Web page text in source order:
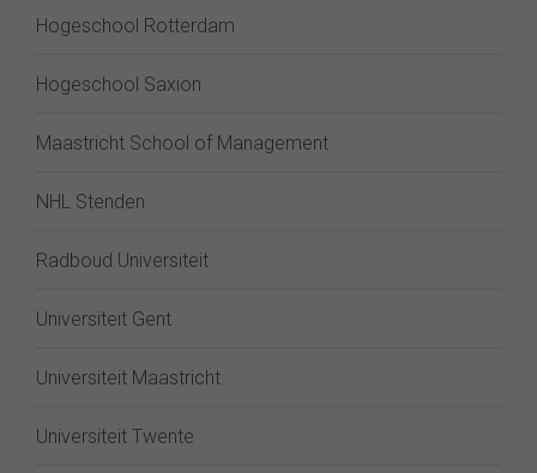
Hogeschool Rotterdam
Hogeschool Saxion
Maastricht School of Management
NHL Stenden
Radboud Universiteit
Universiteit Gent
Universiteit Maastricht
Universiteit Twente